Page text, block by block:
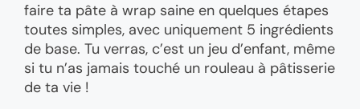
faire ta pâte à wrap saine en quelques étapes
toutes simples, avec uniquement 5 ingrédients
de base. Tu verras, c’est un jeu d’enfant, même
si tu n’as jamais touché un rouleau à pâtisserie
de ta vie !